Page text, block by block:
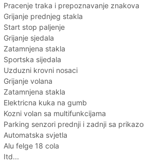
Pracenje traka i prepoznavanje znakova
Grijanje prednjeg stakla
Start stop paljenje
Grijanje sjedala
Zatamnjena stakla
Sportska sijedala
Uzduzni krovni nosaci
Grijanje volana
Zatamnjena stakla
Elektricna kuka na gumb
Kozni volan sa multifunkcijama
Parking senzori prednji i zadnji sa
Automatska svjetla
Alu felge 18 cola
Itd...